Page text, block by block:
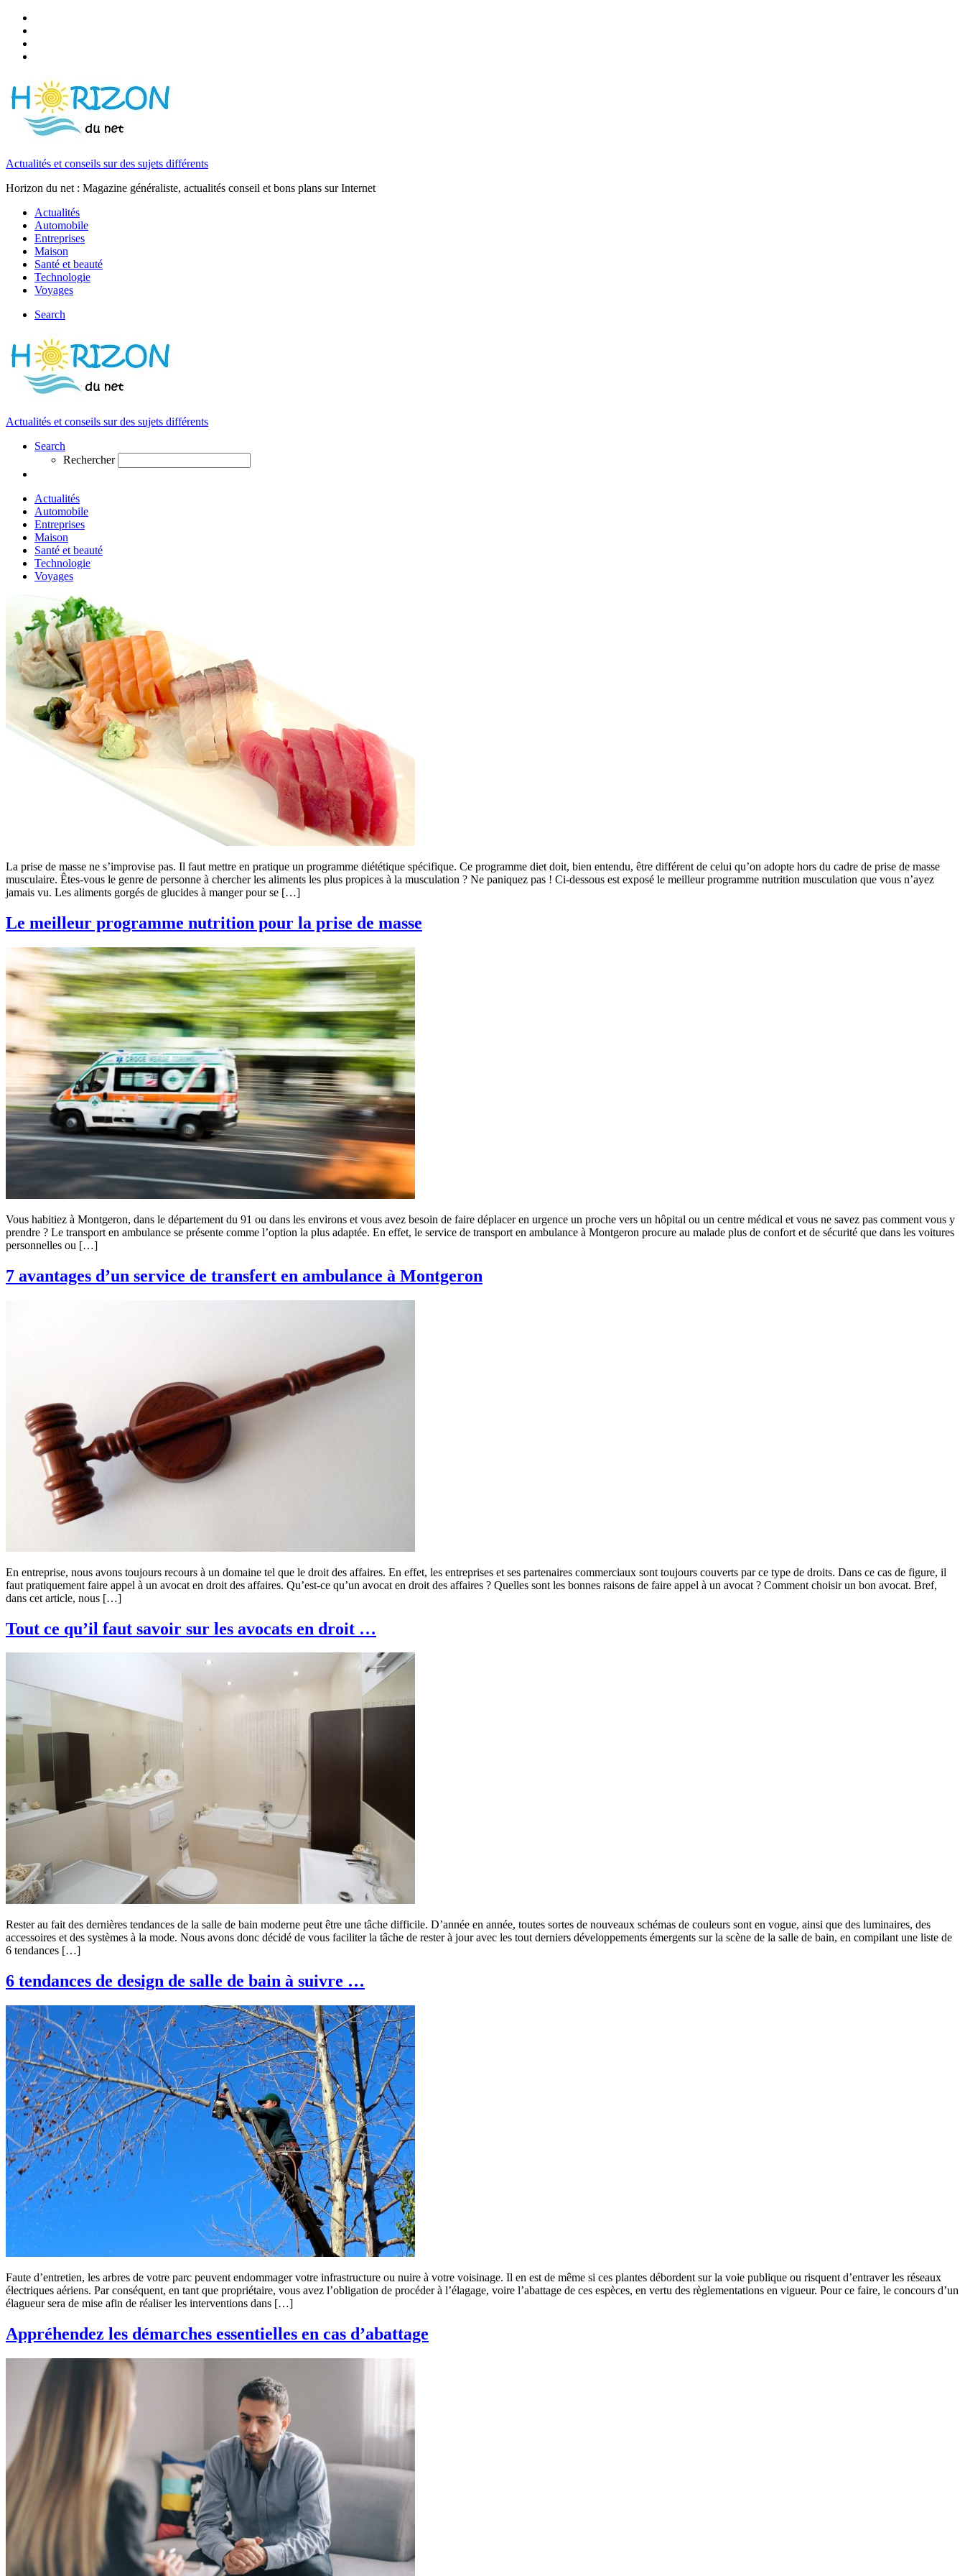
Actualités et conseils sur des sujets différents
Horizon du net : Magazine généraliste, actualités conseil et bons plans sur Internet
Actualités
Automobile
Entreprises
Maison
Santé et beauté
Technologie
Voyages
Search
Actualités et conseils sur des sujets différents
Search
Rechercher
Actualités
Automobile
Entreprises
Maison
Santé et beauté
Technologie
Voyages
La prise de masse ne s’improvise pas. Il faut mettre en pratique un programme diététique spécifique. Ce programme diet doit, bien entendu, être différent de celui qu’on adopte hors du cadre de prise de masse
musculaire. Êtes-vous le genre de personne à chercher les aliments les plus propices à la musculation ? Ne paniquez pas ! Ci-dessous est exposé le meilleur programme nutrition musculation que vous n’ayez
jamais vu. Les aliments gorgés de glucides à manger pour se […]
Le meilleur programme nutrition pour la prise de masse
Vous habitiez à Montgeron, dans le département du 91 ou dans les environs et vous avez besoin de faire déplacer en urgence un proche vers un hôpital ou un centre médical et vous ne savez pas comment vous y
prendre ? Le transport en ambulance se présente comme l’option la plus adaptée. En effet, le service de transport en ambulance à Montgeron procure au malade plus de confort et de sécurité que dans les voitures
personnelles ou […]
7 avantages d’un service de transfert en ambulance à Montgeron
En entreprise, nous avons toujours recours à un domaine tel que le droit des affaires. En effet, les entreprises et ses partenaires commerciaux sont toujours couverts par ce type de droits. Dans ce cas de figure, il
faut pratiquement faire appel à un avocat en droit des affaires. Qu’est-ce qu’un avocat en droit des affaires ? Quelles sont les bonnes raisons de faire appel à un avocat ? Comment choisir un bon avocat. Bref,
dans cet article, nous […]
Tout ce qu’il faut savoir sur les avocats en droit …
Rester au fait des dernières tendances de la salle de bain moderne peut être une tâche difficile. D’année en année, toutes sortes de nouveaux schémas de couleurs sont en vogue, ainsi que des luminaires, des
accessoires et des systèmes à la mode. Nous avons donc décidé de vous faciliter la tâche de rester à jour avec les tout derniers développements émergents sur la scène de la salle de bain, en compilant une liste de
6 tendances […]
6 tendances de design de salle de bain à suivre …
Faute d’entretien, les arbres de votre parc peuvent endommager votre infrastructure ou nuire à votre voisinage. Il en est de même si ces plantes débordent sur la voie publique ou risquent d’entraver les réseaux
électriques aériens. Par conséquent, en tant que propriétaire, vous avez l’obligation de procéder à l’élagage, voire l’abattage de ces espèces, en vertu des règlementations en vigueur. Pour ce faire, le concours d’un
élagueur sera de mise afin de réaliser les interventions dans […]
Appréhendez les démarches essentielles en cas d’abattage